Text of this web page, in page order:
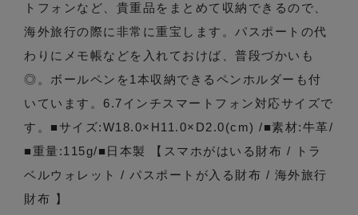
トフォンなど、貴重品をまとめて収納できるので、
海外旅行の際に非常に重宝します。パスポートの代
わりにメモ帳などを入れておけば、普段づかいも
◎。ボールペンを1本収納できるペンホルダーも付
いています。6.7インチスマートフォン対応サイズで
す。■サイズ:W18.0×H11.0×D2.0(cm) /■素材:牛革/
■重量:115g/■日本製 【スマホがはいる財布 / トラ
ベルウォレット / パスポートが入る財布 / 海外旅行
財布 】